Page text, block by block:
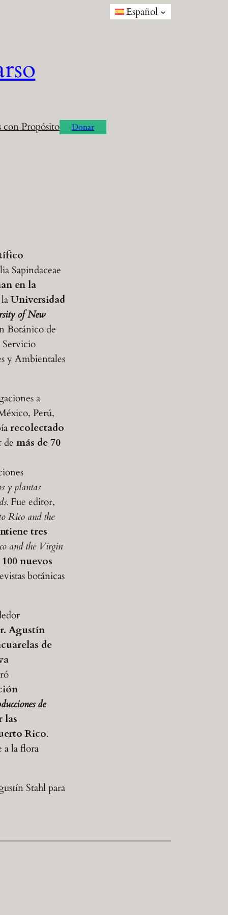
Español
con Propósito Donar
Sapindaceae
en la
Universidad
of New
Botánico de
y Ambientales
a
Perú,
recolectado
de más de 70
y plantas
Fue editor,
Rico and the
tres
and the Virgin
nuevos
botánicas
Agustín
de
de
las
Rico.
a la flora
Stahl para